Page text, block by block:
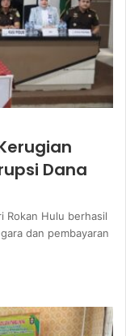
Dana
Rokan Hulu berhasil
dan pembayaran